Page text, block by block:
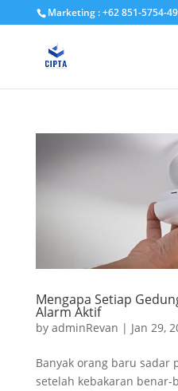
Marketing : +62 851-5754-
Mengapa Setiap
Alarm Aktif
by adminRevan | Jan 29,
Banyak orang baru sadar
setelah kebakaran benar-